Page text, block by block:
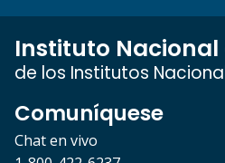
Instituto Nacional
de los Institutos
Comuníquese
Chat en vivo